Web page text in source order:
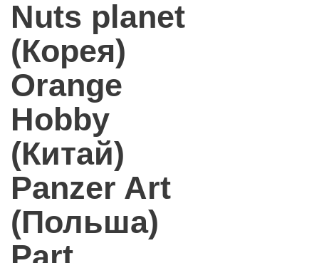
Nuts planet
(Корея)
Orange
Hobby
(Китай)
Panzer Art
(Польша)
Part